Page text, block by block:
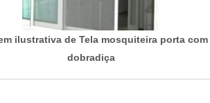
ilustrativa de Tela mosquiteira porta com
dobradiça